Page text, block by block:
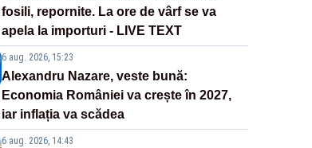
fosili, repornite. La ore de vârf se va
apela la importuri - LIVE TEXT
6 aug. 2026, 15:23
Alexandru Nazare, veste bună:
Economia României va crește în 2027,
iar inflația va scădea
6 aug. 2026, 14:43